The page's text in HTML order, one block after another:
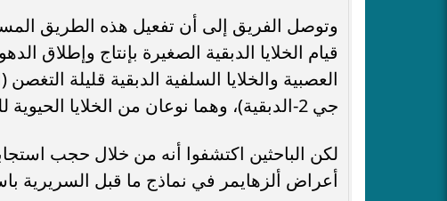
قيام الخلايا الدبقية الصغيرة بإنتاج وإطلاق
العصبية والخلايا السلفية الدبقية قليلة التغصن
جي 2-الدبقية)، وهما نوعان من الخلايا الحيوية للدماغ والتي تتأثر بشدة في مرض ألزهايمر.
لكن الباحثين اكتشفوا أنه من خلال حجب
أعراض ألزهايمر في نماذج ما قبل السريرية